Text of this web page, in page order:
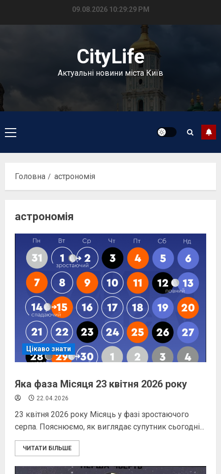
09.08.2026 10:29:30 PM
CityLife
Актуальні новини міста Київ
Головне
меню
Головна астрономія
астрономія
Цікаво знати
Яка фаза Місяця 23 квітня 2026 року
22.04.2026
23 квітня 2026 року Місяць у фазі зростаючого
серпа. Пояснюємо, як виглядає супутник сьогодні...
ЧИТАТИ БІЛЬШЕ